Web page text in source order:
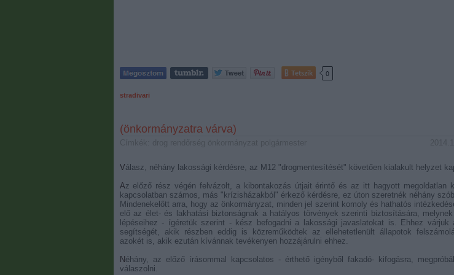
Tetszik 0
stradivari
(önkormányzatra várva)
Válasz, néhány lakossági kérdésre, az M12 "drogmentesítését" követően kialakult helyzet
Az előző rész végén felvázolt, a kibontakozás útjait érintő és az itt hagyott megoldatlan kérdésekkel
kapcsolatban számos, más "krízisházakból" érkező kérdésre, ez úton szeretnék néhány
Mindenekelőtt arra, hogy az önkormányzat, minden jel szerint komoly és hathatós
elő az élet- és lakhatási biztonságnak a hatályos törvények szerinti biztosítására,
lépéseihez - ígéretük szerint - kész befogadni a lakossági javaslatokat is. Ehhez várjuk
segítségét, akik részben eddig is közreműködtek az ellehetetlenült állapotok
azokét is, akik ezután kívánnak tevékenyen hozzájárulni ehhez.
Néhány, az előző írásommal kapcsolatos - érthető igényből fakadó- kifogásra, megpróbálok röviden
válaszolni.